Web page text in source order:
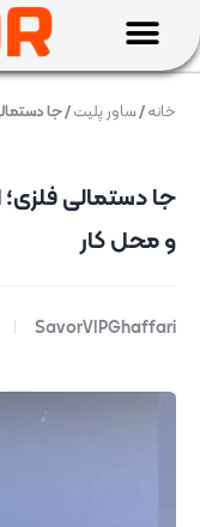
خانه/ساور پلیت/ جا
جا دستمالی فلزی؛
و محل کار
SavorVIPGhaffari